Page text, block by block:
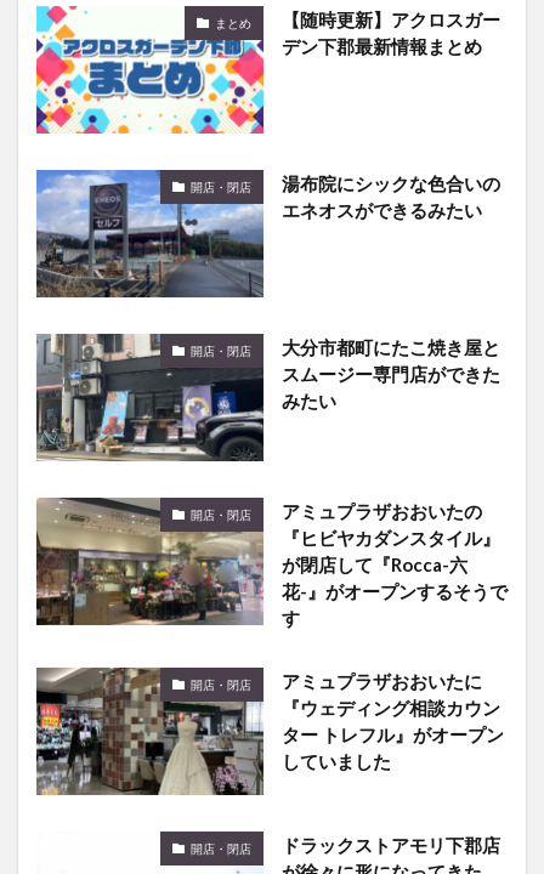
まとめ
【随時更新】アクロスガー
デン下郡最新情報まとめ
開店・閉店
湯布院にシックな色合いの
エネオスができるみたい
開店・閉店
大分市都町にたこ焼き屋と
スムージー専門店ができた
みたい
開店・閉店
アミュプラザおおいたの
『ヒビヤカダンスタイル』
が閉店して『Rocca-六
花-』がオープンするそうで
す
開店・閉店
アミュプラザおおいたに
『ウェディング相談カウン
ター トレフル』がオープン
していました
開店・閉店
ドラックストアモリ下郡店